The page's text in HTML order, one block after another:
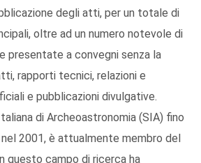
degli atti, per un totale di
oltre ad un numero notevole di
presentate a convegni senza la
rapporti tecnici, relazioni e
e pubblicazioni divulgative.
di Archeoastronomia (SIA) fino
2001, è attualmente membro del
questo campo di ricerca ha